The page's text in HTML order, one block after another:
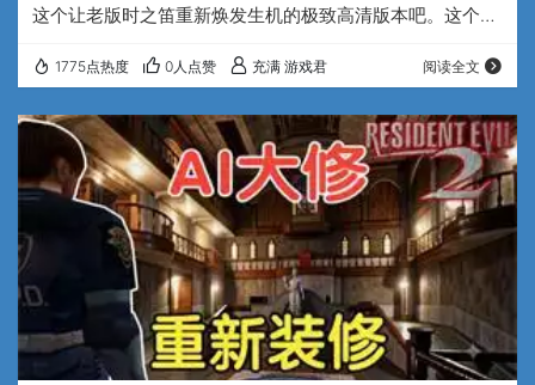
这个让老版时之笛重新焕发生机的极致高清版本吧。这个看
近更新的塞尔达传说时之笛3D的高清纹理包3.0 4K版，又
增加了相应的画质滤镜而实现的。 怎么样兄弟们，原来模糊
不清的背景画面，现在即使在大显示器上全屏运行，而且采
用5倍甚至6倍的分辨率，也清晰通透，还带有柔和的光照效
果，看起来相当的养眼，而且还兼容手柄的…
1775点热度 0人点赞 充满 游戏君 阅读全文